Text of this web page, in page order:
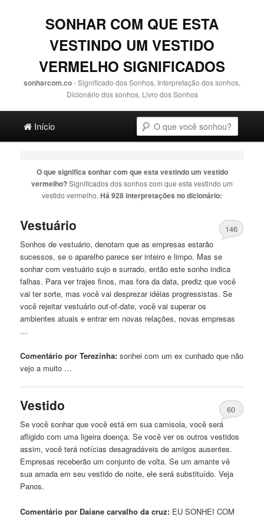
SONHAR COM QUE ESTA
VESTINDO UM VESTIDO
VERMELHO SIGNIFICADOS
sonharcom.co- Significado dos Sonhos, Interpretação dos sonhos,
Dicionário dos sonhos, Livro dos Sonhos
Ir para o conteúdo principal
Ir para o conteúdo secundário
Início
O que significa sonhar com que esta vestindo um vestido
vermelho?Significados dos sonhos com que esta vestindo um
vestido vermelho. Há 928 interpretações no dicionário:
Vestuário
146
Sonhos de vestuário, denotamque as empresas estarão
sucessos, se o aparelho parece ser inteiro e limpo. Mas se
sonhar com vestuário sujo e surrado, então este sonho indica
falhas. Para ver trajes finos, mas fora da data, predizque você
vai ter sorte, mas você vai desprezar idéias progressistas. Se
você rejeitar vestuário out-of-date, você vai superar os
ambientes atuais e entrar em novas relações, novas empresas
…
Comentário por Terezinha: sonhei comum ex cunhadoque não
vejo a muito …
Vestido
60
Se você sonharque você está em sua camisola, você será
afligido com uma ligeira doença. Se você ver os outros vestidos
assim, você terá notícias desagradáveis ​​de amigos ausentes.
Empresas receberãoum conjunto de volta. Seum amante vê
sua amada em seuvestido de noite, ele será substituído. Veja
Panos.
Comentário por Daiane carvalho da cruz: EU SONHEI COM